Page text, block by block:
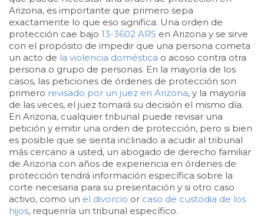
Arizona, es importante que primero sepa
exactamente lo que eso significa. Una orden de
protección cae bajo 13-3602 ARS en Arizona y se sirve
con el propósito de impedir que una persona cometa
un acto de la violencia doméstica o acoso contra otra
persona o grupo de personas. En la mayoría de los
casos, las peticiones de órdenes de protección son
primero revisado por un juez en Arizona, y la mayoría
de las veces, el juez tomará su decisión el mismo día.
En Arizona, cualquier tribunal puede revisar una
petición y emitir una orden de protección, pero si bien
es posible que se sienta inclinado a acudir al tribunal
más cercano a usted, un abogado de derecho familiar
de Arizona con años de experiencia en órdenes de
protección tendrá información específica sobre la
corte necesaria para su presentación y si otro caso
activo, como un el divorcio or caso de custodia de los
hijos, requeriría un tribunal específico.